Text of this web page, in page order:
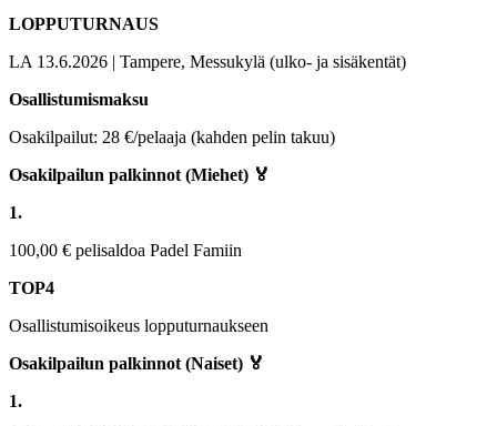
LOPPUTURNAUS
LA 13.6.2026 | Tampere, Messukylä (ulko- ja sisäkentät)
Osallistumismaksu
Osakilpailut: 28 €/pelaaja (kahden pelin takuu)
Osakilpailun palkinnot (Miehet) 🏅
1.
100,00 € pelisaldoa Padel Famiin
TOP4
Osallistumisoikeus lopputurnaukseen
Osakilpailun palkinnot (Naiset) 🏅
1.